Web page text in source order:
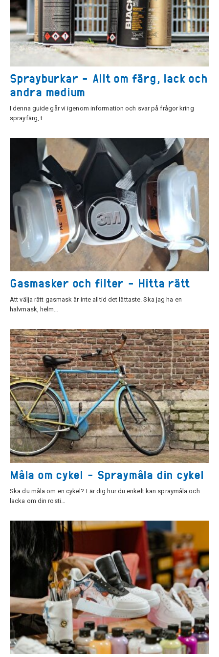
Sprayburkar - Allt om färg, lack och
andra medium
I denna guide går vi igenom information och svar på frågor kring
sprayfärg, t…
Gasmasker och filter - Hitta rätt
Att välja rätt gasmask är inte alltid det lättaste. Ska jag ha en
halvmask, helm…
Måla om cykel - Spraymåla din cykel
Ska du måla om en cykel? Lär dig hur du enkelt kan spraymåla och
lacka om din rosti…